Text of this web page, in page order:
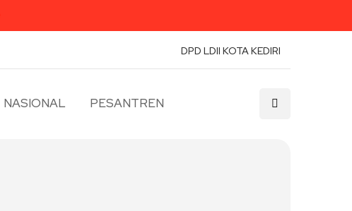
DPD LDII KOTA KEDIRI
NASIONAL PESANTREN